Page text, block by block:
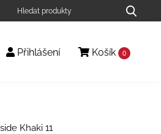
Přihlášení Košík 0
Khaki 11